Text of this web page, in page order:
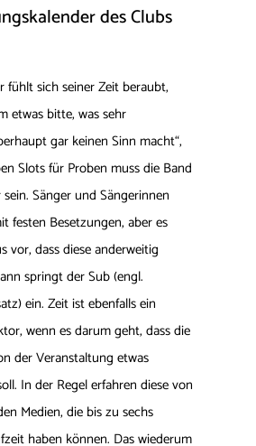
des Clubs
fühlt sich seiner Zeit beraubt,
etwas bitte, was sehr
gar keinen Sinn macht“,
Slots für Proben muss die Band
Sänger und Sängerinnen
festen Besetzungen, aber es
vor, dass diese anderweitig
springt der Sub (engl.
ein. Zeit ist ebenfalls ein
wenn es darum geht, dass die
der Veranstaltung etwas
In der Regel erfahren diese von
Medien, die bis zu sechs
haben können. Das wiederum